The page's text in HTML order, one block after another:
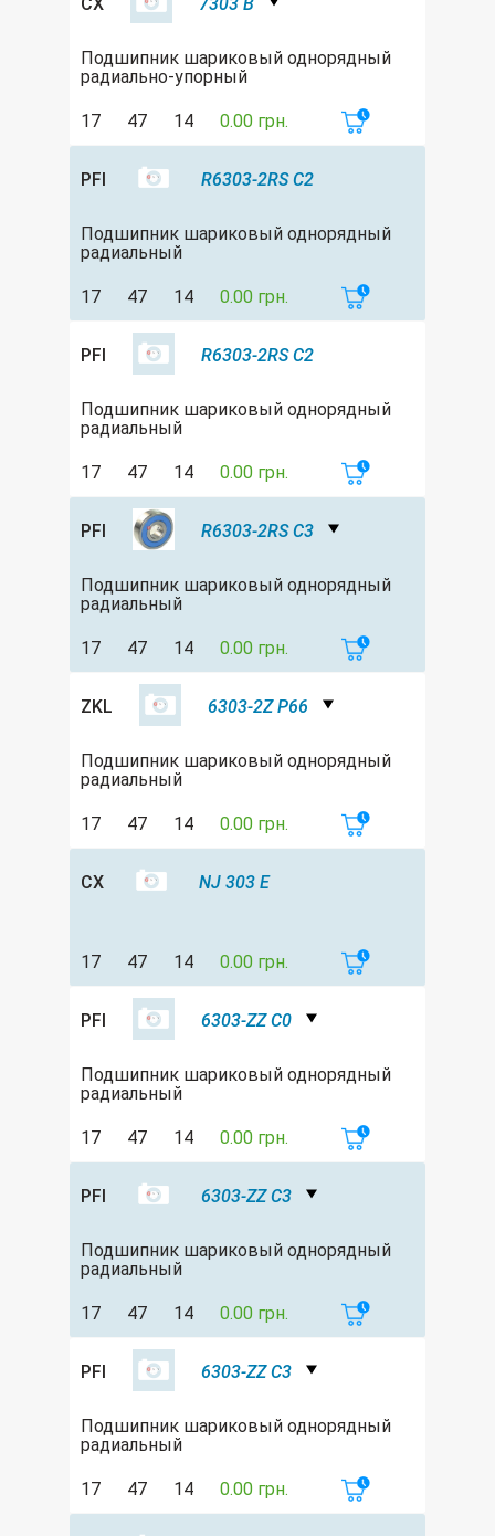
Подшипник шариковый однорядный
радиально-упорный
17 47 14 0.00 грн.
PFI R6303-2RS C2
Подшипник шариковый однорядный
радиальный
17 47 14 0.00 грн.
PFI R6303-2RS C2
Подшипник шариковый однорядный
радиальный
17 47 14 0.00 грн.
PFI R6303-2RS C3
Подшипник шариковый однорядный
радиальный
17 47 14 0.00 грн.
ZKL 6303-2Z P66
Подшипник шариковый однорядный
радиальный
17 47 14 0.00 грн.
CX NJ 303 E
17 47 14 0.00 грн.
PFI 6303-ZZ C0
Подшипник шариковый однорядный
радиальный
17 47 14 0.00 грн.
PFI 6303-ZZ C3
Подшипник шариковый однорядный
радиальный
17 47 14 0.00 грн.
PFI 6303-ZZ C3
Подшипник шариковый однорядный
радиальный
17 47 14 0.00 грн.